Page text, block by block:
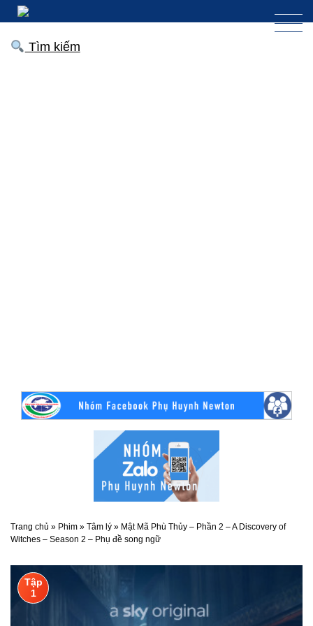
Tìm kiếm
Trang chủ » Phim » Tâm lý » Mật Mã Phù Thủy – Phần 2 – A Discovery of
Witches – Season 2 – Phụ đề song ngữ
Tập
1